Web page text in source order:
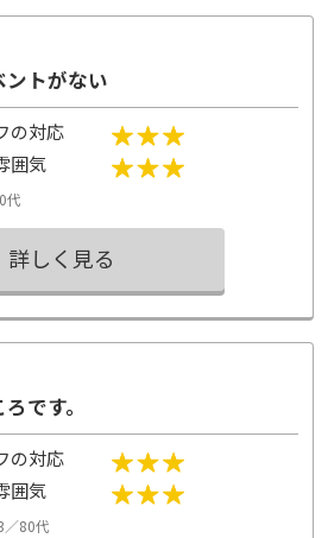
ントがない
の対応
囲気
代
詳しく見る
です。
の対応
囲気
／80代